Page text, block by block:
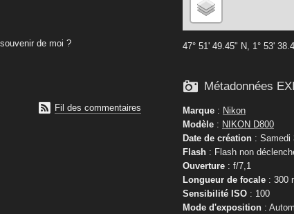
47° 51' 49.45" N, 1° 53'
 Métadonnées
Marque : Nikon
Modèle : NIKON D800
Date de création : Samedi
Flash : Flash non
Ouverture : f/7,1
Longueur de focale : 300
Sensibilité ISO : 100
Mode d'exposition :
de moi ?
 Fil des commentaires